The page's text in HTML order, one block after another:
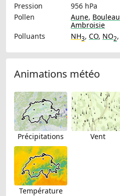
Pression
956 hPa
Pollen
Aune, Bouleau
Ambroisie
Polluants
NH3, CO, NO2,
Animations météo
Précipitations Vent
Température